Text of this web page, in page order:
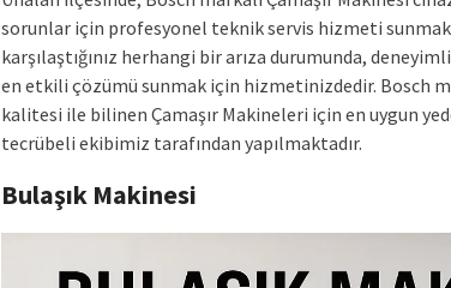
sorunlar için profesyonel teknik servis hizmeti
karşılaştığınız herhangi bir arıza durumunda,
en etkili çözümü sunmak için hizmetinizdedir. Bosch
kalitesi ile bilinen Çamaşır Makineleri için en uygun
tecrübeli ekibimiz tarafından yapılmaktadır.
Bulaşık Makinesi